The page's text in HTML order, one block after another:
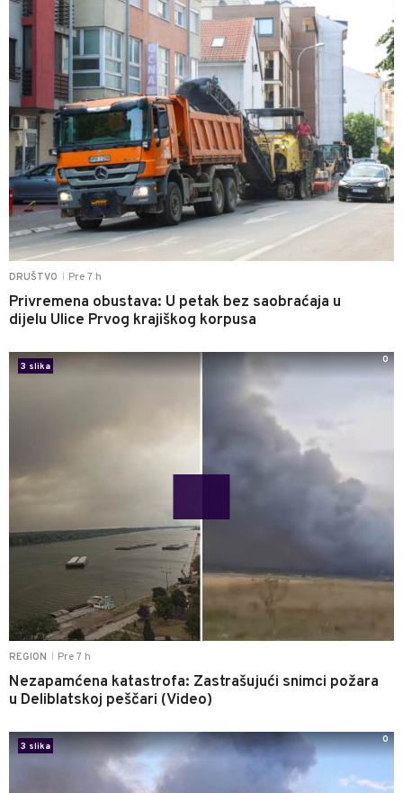
DRUŠTVO Pre 7 h
Privremena obustava: U petak bez saobraćaja u
dijelu Ulice Prvog krajiškog korpusa
REGION Pre 7 h
Nezapamćena katastrofa: Zastrašujući snimci požara
u Deliblatskoj peščari (Video)
3 slika
0
3 slika
0